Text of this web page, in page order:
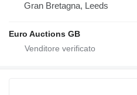
Gran Bretagna, Leeds
Euro Auctions GB